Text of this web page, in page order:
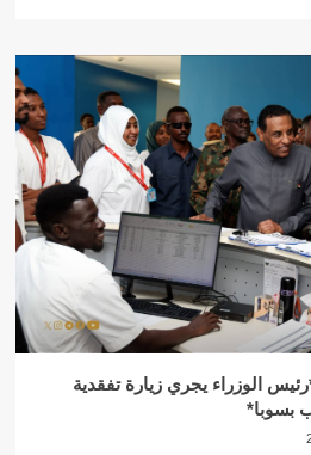
الوزراء يجري زيارة تفقدية
بسوبا*